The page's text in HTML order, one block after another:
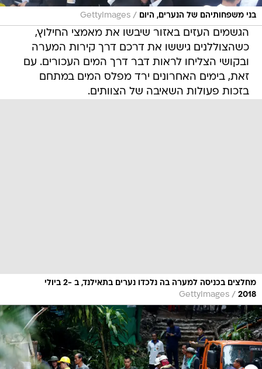
בני משפחותיהם של הנערים, היום /
GettyImages
הגשמים העזים באזור שיבשו את מאמצי החילוץ,
כשהצוללנים גיששו את דרכם דרך קירות המערה
ובקושי הצליחו לראות דבר דרך המים העכורים. עם
זאת, בימים האחרונים ירד מפלס המים במתחם
בזכות פעולות השאיבה של הצוותים.
מחלצים בכניסה למערה בה נלכדו נערים בתאילנד, ב -2 ביולי
2018
/
GettyImages